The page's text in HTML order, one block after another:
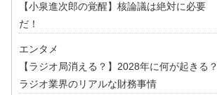
【小泉進次郎の覚醒】核論議は絶対に必要
だ！
エンタメ
【ラジオ局消える？】2028年に何が起きる？
ラジオ業界のリアルな財務事情